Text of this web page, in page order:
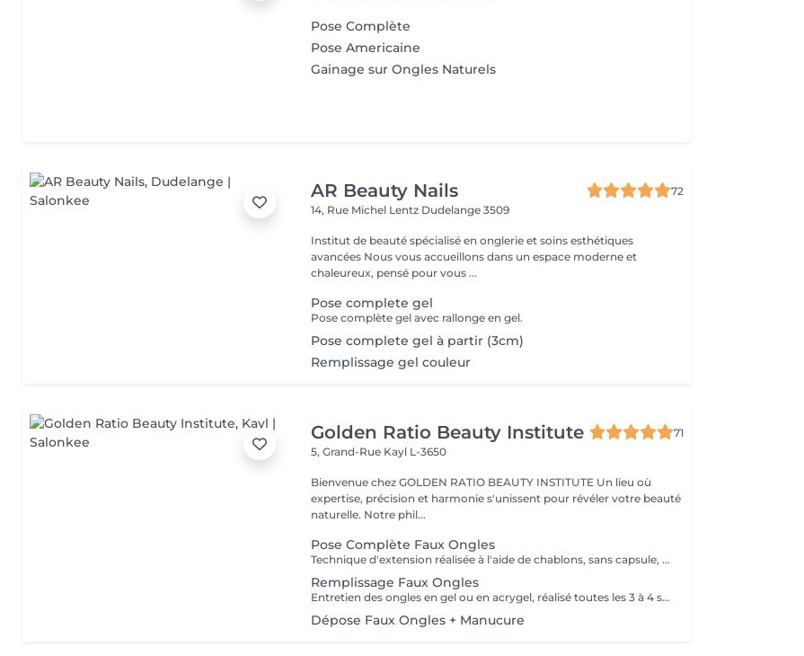
Pose Complète
Pose Americaine
Gainage sur Ongles Naturels
AR Beauty Nails
72
14, Rue Michel Lentz Dudelange 3509
Institut de beauté spécialisé en onglerie et soins esthétiques
avancées Nous vous accueillons dans un espace moderne et
chaleureux, pensé pour vous ...
Pose complete gel
Pose complète gel avec rallonge en gel.
Pose complete gel à partir (3cm)
Remplissage gel couleur
Golden Ratio Beauty Institute
71
5, Grand-Rue Kayl L-3650
Bienvenue chez GOLDEN RATIO BEAUTY INSTITUTE Un lieu où
expertise, précision et harmonie s'unissent pour révéler votre beauté
naturelle. Notre phil...
Pose Complète Faux Ongles
Technique d'extension réalisée à l'aide de chablons, sans capsule, pour allonger la forme naturelle de l'ongle de manière précise et personnalisée. Inclus : construction en gel, mise en forme, finition et vernis semi-permanent. Résultat : des ongles plus longs, élégants, solides et parfaitement adaptés à votre style. Tenue : 3 à 4 semaines. Une méthode idéale pour affiner ou transformer la silhouette de vos ongles tout en gardant un rendu naturel et soigné.
Remplissage Faux Ongles
Entretien des ongles en gel ou en acrygel, réalisé toutes les 3 à 4 semaines pour combler la repousse et rafraîchir la forme et la couleur. Inclus : mise à niveau de la structure, limage, soin des cuticules, couleur. Résultat : des ongles comme neufs, toujours impeccables et résistants. Un geste essentiel pour prolonger la beauté de votre pose sans tout recommencer.
Dépose Faux Ongles + Manucure